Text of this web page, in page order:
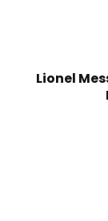
Lionel